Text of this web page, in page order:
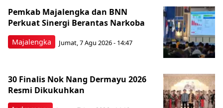
Majalengka
Pemkab Majalengka dan BNN
Perkuat Sinergi Berantas Narkoba
Jumat, 7 Agu 2026 - 14:47
30 Finalis Nok Nang Dermayu 2026
Resmi Dikukuhkan